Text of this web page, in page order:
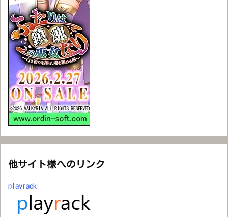
他サイト様へのリンク
playrack